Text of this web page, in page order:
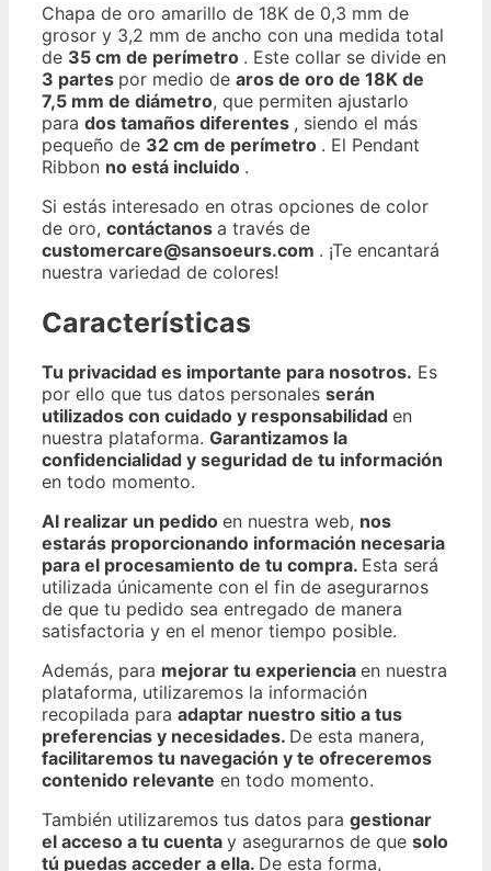
Chapa de oro amarillo de 18K de 0,3 mm de
grosor y 3,2 mm de ancho con una medida total
de 35 cm de perímetro . Este collar se divide en
3 partes por medio de aros de oro de 18K de
7,5 mm de diámetro, que permiten ajustarlo
para dos tamaños diferentes , siendo el más
pequeño de 32 cm de perímetro . El Pendant
Ribbon no está incluido .
Si estás interesado en otras opciones de color
de oro, contáctanos a través de
customercare@sansoeurs.com . ¡Te encantará
nuestra variedad de colores!
Características
Tu privacidad es importante para nosotros. Es
por ello que tus datos personales serán
utilizados con cuidado y responsabilidad en
nuestra plataforma. Garantizamos la
confidencialidad y seguridad de tu información
en todo momento.
Al realizar un pedido en nuestra web, nos
estarás proporcionando información necesaria
para el procesamiento de tu compra. Esta será
utilizada únicamente con el fin de asegurarnos
de que tu pedido sea entregado de manera
satisfactoria y en el menor tiempo posible.
Además, para mejorar tu experiencia en nuestra
plataforma, utilizaremos la información
recopilada para adaptar nuestro sitio a tus
preferencias y necesidades. De esta manera,
facilitaremos tu navegación y te ofreceremos
contenido relevante en todo momento.
También utilizaremos tus datos para gestionar
el acceso a tu cuenta y asegurarnos de que solo
tú puedas acceder a ella. De esta forma,